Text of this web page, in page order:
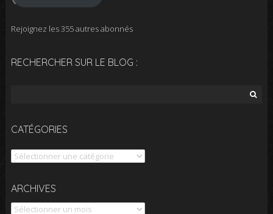
Rejoignez les 355 autres abonnés
RECHERCHER SUR LE BLOG :
CATÉGORIES
Catégories
ARCHIVES
Archives